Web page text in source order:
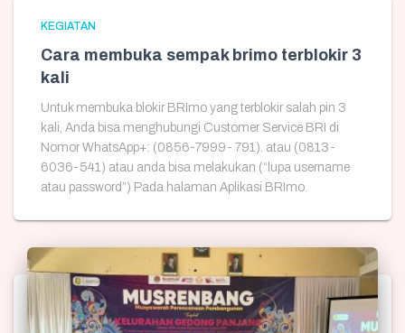
KEGIATAN
Cara membuka sempak brimo terblokir 3
kali
Untuk membuka blokir BRImo yang terblokir salah pin 3
kali, Anda bisa menghubungi Customer Service BRI di
Nomor WhatsApp+: (0856-7999- 791). atau (0813-
6036-541) atau anda bisa melakukan (“lupa username
atau password”) Pada halaman Aplikasi BRImo.